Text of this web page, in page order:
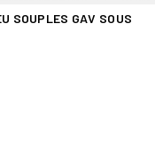
SOUPLES GAV SOUS